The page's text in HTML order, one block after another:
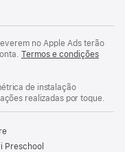
no Apple Ads terão
Termos e condições
de instalação
realizadas por toque.
Preschool